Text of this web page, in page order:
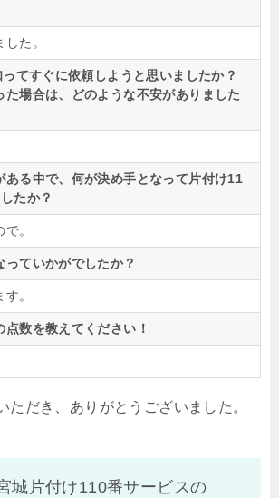
た。
てすぐに依頼しようと思いましたか？
た場合は、どのような不安がありました
ある中で、何が決め手となって片付け11
たか？
。
っていかがでしたか？
。
数を教えてください！
ただき、ありがとうございました。
城片付け110番サービスの